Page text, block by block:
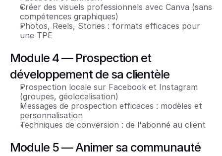
Créer des visuels professionnels avec Canva (sans
compétences graphiques)
Photos, Reels, Stories : formats efficaces pour
une TPE
Module 4 — Prospection et
développement de sa clientèle
Prospection locale sur Facebook et Instagram
(groupes, géolocalisation)
Messages de prospection efficaces : modèles et
personnalisation
Techniques de conversion : de l'abonné au client
Module 5 — Animer sa communauté